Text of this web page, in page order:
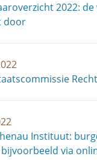
2022:
door
Instituut:
via